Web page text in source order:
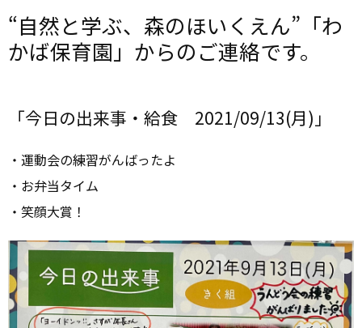
“自然と学ぶ、森のほいくえん”「わ
かば保育園」からのご連絡です。
「今日の出来事・給食 2021/09/13(月)」
・運動会の練習がんばったよ
・お弁当タイム
・笑顔大賞！